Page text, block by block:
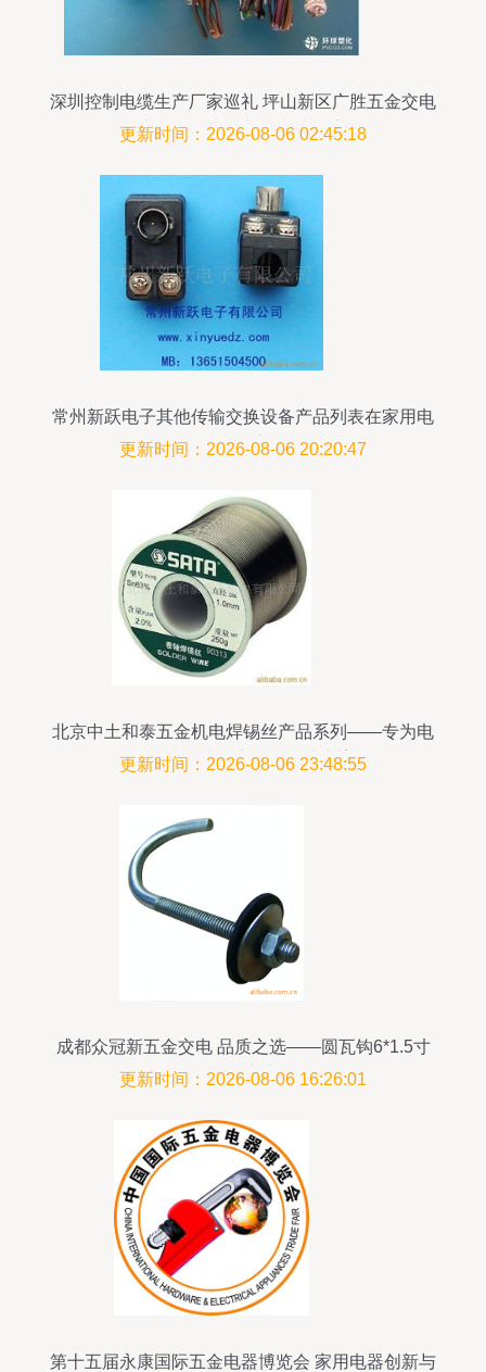
深圳控制电缆生产厂家巡礼 坪山新区广胜五金交电
商行的技术创新与源头供应
更新时间：2026-08-06 02:45:18
常州新跃电子其他传输交换设备产品列表在家用电
器中的应用
更新时间：2026-08-06 20:20:47
北京中土和泰五金机电焊锡丝产品系列——专为电
子制造打造的高品质连接方案
更新时间：2026-08-06 23:48:55
成都众冠新五金交电 品质之选——圆瓦钩6*1.5寸
*120（厂家直销）
更新时间：2026-08-06 16:26:01
第十五届永康国际五金电器博览会 家用电器创新与